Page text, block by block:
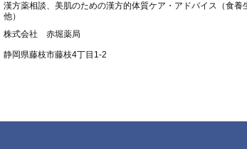
漢方薬相談、美肌のための漢方的体質ケア・アドバイス（食養
他）
株式会社 赤堀薬局
静岡県藤枝市藤枝4丁目1-2